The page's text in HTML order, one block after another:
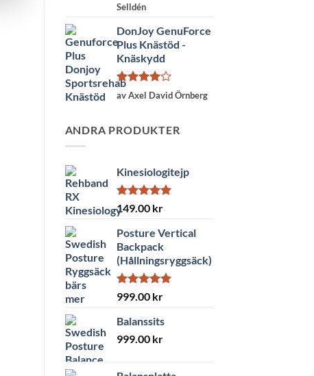
av
Selldén
DonJoy GenuForce
Plus Knästöd -
Knäskydd
Betygsatt
av Axel David Örnberg
ANDRA PRODUKTER
Kinesiologitejp
Betygsatt
5.00
149.00 kr
Posture Vertical
Backpack
(Hållningsryggsäck)
Betygsatt
999.00 kr
Balanssits
999.00 kr